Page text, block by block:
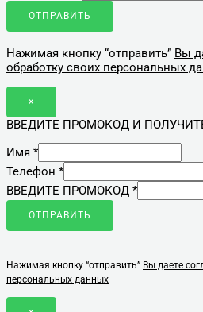
ОТПРАВИТЬ
Нажимая кнопку “отправить” Вы
обработку своих персональных
×
ВВЕДИТЕ ПРОМОКОД И
Имя *
Телефон *
ВВЕДИТЕ ПРОМОКОД *
ОТПРАВИТЬ
Нажимая кнопку “отправить” Вы даете
персональных данных